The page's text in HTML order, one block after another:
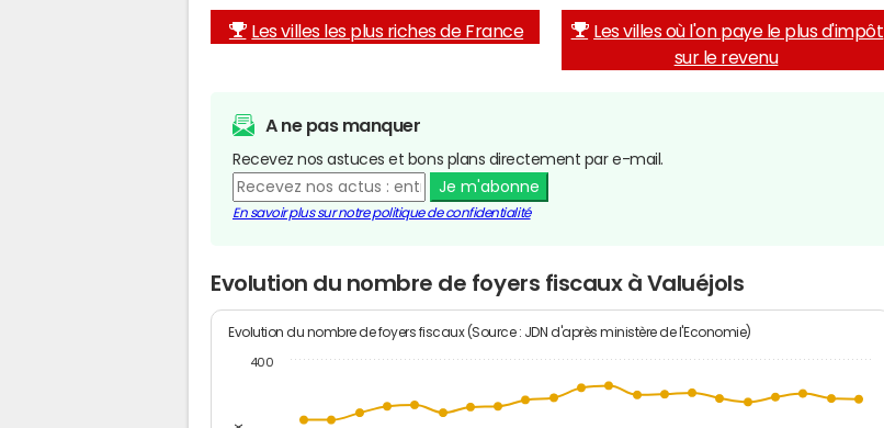
Les villes les plus riches de France
Les villes où l'on paye le plus d'impôt
sur le revenu
A ne pas manquer
Recevez nos astuces et bons plans directement par e-mail.
Je m'abonne
En savoir plus sur notre politique de confidentialité
Evolution du nombre de foyers fiscaux à Valuéjols
Evolution du nombre de foyers fiscaux (Source : JDN d'après ministère de l'Economie)
400